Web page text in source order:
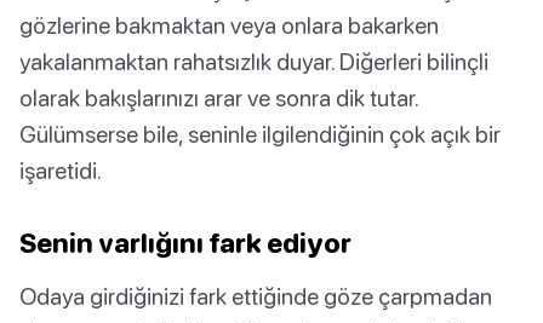
gözlerine bakmaktan veya onlara bakarken
yakalanmaktan rahatsızlık duyar. Diğerleri bilinçli
olarak bakışlarınızı arar ve sonra dik tutar.
Gülümserse bile, seninle ilgilendiğinin çok açık bir
işaretidi.
Senin varlığını fark ediyor
Odaya girdiğinizi fark ettiğinde göze çarpmadan